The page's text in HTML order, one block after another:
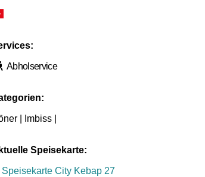
Abholservice
| Imbiss |
Speisekarte:
Speisekarte City Kebap 27